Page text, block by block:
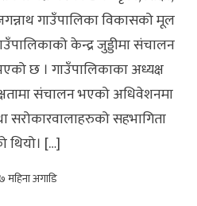
गाउँपालिका विकासको मूल
केन्द्र जुड्डीमा संचालन
छ । गाउँपालिकाका अध्यक्ष
संचालन भएको अधिवेशनमा
सरोकारवालाहरुको सहभागिता
थियो। […]
७ महिना अगाडि